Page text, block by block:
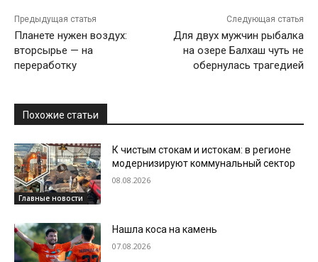
Предыдущая статья
Планете нужен воздух:
вторсырье — на
переработку
Следующая статья
Для двух мужчин рыбалка
на озере Балхаш чуть не
обернулась трагедией
Похожие статьи
Главные новости
К чистым стокам и истокам: в регионе
модернизируют коммунальный сектор
08.08.2026
Нашла коса на камень
07.08.2026